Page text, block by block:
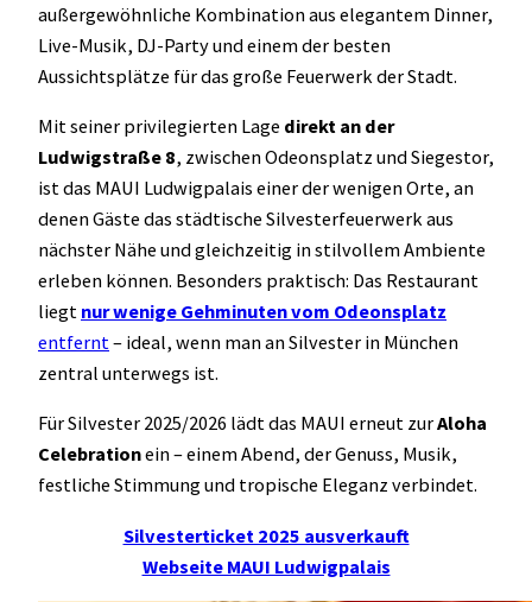
außergewöhnliche Kombination aus elegantem Dinner,
Live-Musik, DJ-Party und einem der besten
Aussichtsplätze für das große Feuerwerk der Stadt.
Mit seiner privilegierten Lage direkt an der
Ludwigstraße 8, zwischen Odeonsplatz und Siegestor,
ist das MAUI Ludwigpalais einer der wenigen Orte, an
denen Gäste das städtische Silvesterfeuerwerk aus
nächster Nähe und gleichzeitig in stilvollem Ambiente
erleben können. Besonders praktisch: Das Restaurant
liegt nur wenige Gehminuten vom Odeonsplatz
entfernt– ideal, wenn man an Silvester in München
zentral unterwegs ist.
Für Silvester 2025/2026 lädt das MAUI erneut zurAloha
Celebrationein – einem Abend, der Genuss, Musik,
festliche Stimmung und tropische Eleganz verbindet.
Silvesterticket 2025 ausverkauft
Webseite MAUI Ludwigpalais